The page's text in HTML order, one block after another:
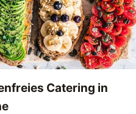
Catering in